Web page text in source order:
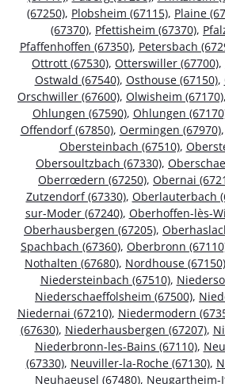
(67250), Plobsheim (67115), Plaine
(67370), Pfettisheim (67370),
Pfaffenhoffen (67350), Petersbach
Ottrott (67530), Otterswiller (67700),
Ostwald (67540), Osthouse (67150),
Orschwiller (67600), Olwisheim (67170),
Ohlungen (67590), Ohlungen
Offendorf (67850), Oermingen (67970),
Obersteinbach (67510),
Obersoultzbach (67330),
Oberrœdern (67250), Obernai
Zutzendorf (67330), Oberlauterbach
sur-Moder (67240), Oberhoffen-lès-
Oberhausbergen (67205),
Spachbach (67360), Oberbronn
Nothalten (67680), Nordhouse (67150)
Niedersteinbach (67510),
Niederschaeffolsheim (67500),
Niedernai (67210), Niedermodern
(67630), Niederhausbergen (67207),
Niederbronn-les-Bains (67110),
(67330), Neuviller-la-Roche (67130),
Neuhaeusel (67480), Neugartheim-